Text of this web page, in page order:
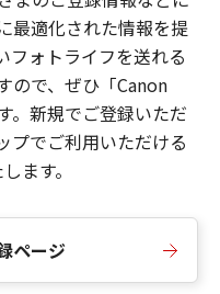
最適化された情報を提
フォトライフを送れる
ので、ぜひ「Canon
。新規でご登録いただ
プでご利用いただける
ます。
ページ